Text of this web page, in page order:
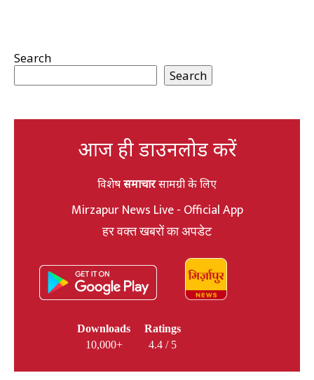
Search
Search
आज ही डाउनलोड करें
विशेषसमाचारसामग्री के लिए
Mirzapur News Live - Official App
हर वक्त खबरों का अपडेट
Downloads
10,000+
Ratings
4.4 / 5